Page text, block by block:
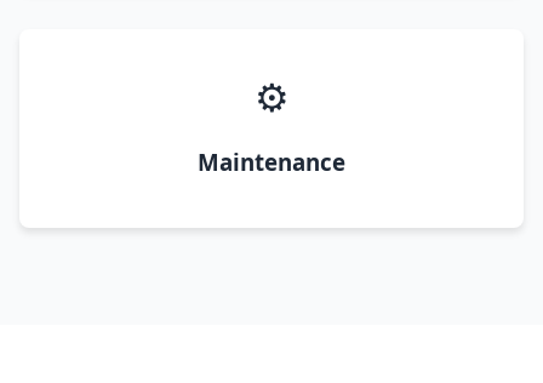
⚙️
Maintenance